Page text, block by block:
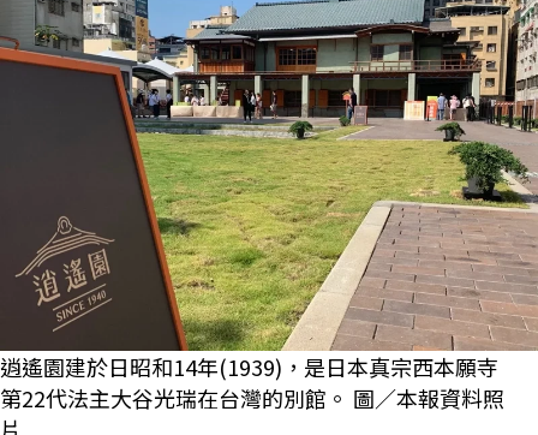
逍遙園建於日昭和14年(1939)，是日本真宗西本願寺
第22代法主大谷光瑞在台灣的別館。 圖／本報資料照